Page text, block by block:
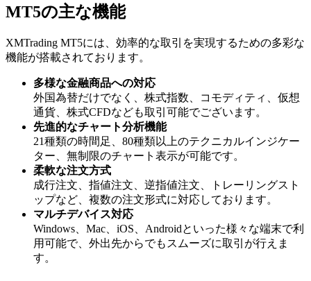
MT5の主な機能
XMTrading MT5には、効率的な取引を実現するための多彩な
機能が搭載されております。
多様な金融商品への対応
外国為替だけでなく、株式指数、コモディティ、仮想
通貨、株式CFDなども取引可能でございます。
先進的なチャート分析機能
21種類の時間足、80種類以上のテクニカルインジケー
ター、無制限のチャート表示が可能です。
柔軟な注文方式
成行注文、指値注文、逆指値注文、トレーリングスト
ップなど、複数の注文形式に対応しております。
マルチデバイス対応
Windows、Mac、iOS、Androidといった様々な端末で利
用可能で、外出先からでもスムーズに取引が行えま
す。